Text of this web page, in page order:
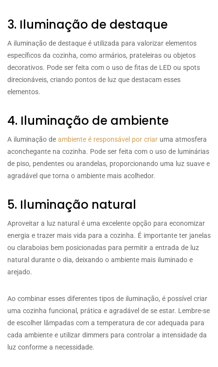
3. Iluminação de destaque
A iluminação de destaque é utilizada para valorizar elementos
específicos da cozinha, como armários, prateleiras ou objetos
decorativos. Pode ser feita com o uso de fitas de LED ou spots
direcionáveis, criando pontos de luz que destacam esses
elementos.
4. Iluminação de ambiente
A iluminação de ambiente é responsável por criar uma atmosfera
aconchegante na cozinha. Pode ser feita com o uso de luminárias
de piso, pendentes ou arandelas, proporcionando uma luz suave e
agradável que torna o ambiente mais acolhedor.
5. Iluminação natural
Aproveitar a luz natural é uma excelente opção para economizar
energia e trazer mais vida para a cozinha. É importante ter janelas
ou claraboias bem posicionadas para permitir a entrada de luz
natural durante o dia, deixando o ambiente mais iluminado e
arejado.
Ao combinar esses diferentes tipos de iluminação, é possível criar
uma cozinha funcional, prática e agradável de se estar. Lembre-se
de escolher lâmpadas com a temperatura de cor adequada para
cada ambiente e utilizar dimmers para controlar a intensidade da
luz conforme a necessidade.